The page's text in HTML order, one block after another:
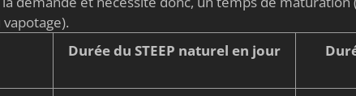
vapotage).
Durée du STEEP naturel en jour